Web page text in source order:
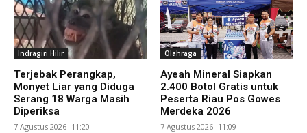
Indragiri Hilir
Terjebak Perangkap,
Monyet Liar yang Diduga
Serang 18 Warga Masih
Diperiksa
7 Agustus 2026 -11:20
Olahraga
Ayeah Mineral Siapkan
2.400 Botol Gratis untuk
Peserta Riau Pos Gowes
Merdeka 2026
7 Agustus 2026 -11:09